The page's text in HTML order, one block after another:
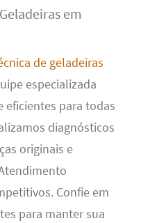
em
de geladeiras
especializada
eficientes para todas
diagnósticos
originais e
Confie em
para manter sua